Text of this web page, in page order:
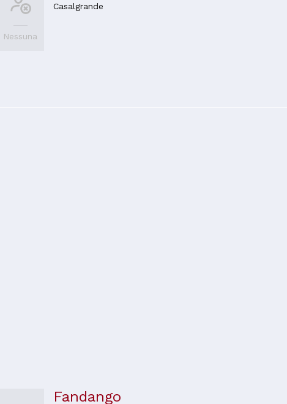
Nessuna
Casalgrande
Fandango